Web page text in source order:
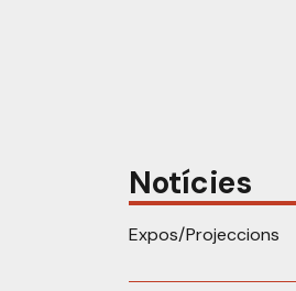
Notícies
Expos/Projeccions